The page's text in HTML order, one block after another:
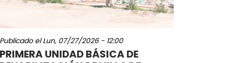
Publicado elLun, 07/27/2026 - 12:00
PRIMERA UNIDAD BÁSICA DE